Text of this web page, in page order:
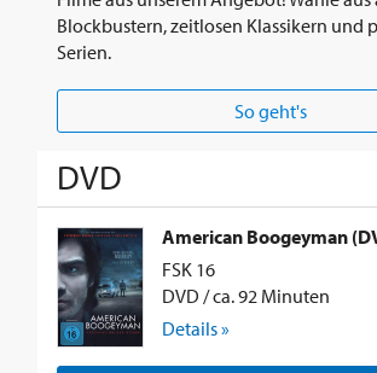
Blockbustern, zeitlosen Klassikern und
Serien.
So geht's
DVD
American Boogeyman
FSK 16
DVD / ca. 92 Minuten
Details »